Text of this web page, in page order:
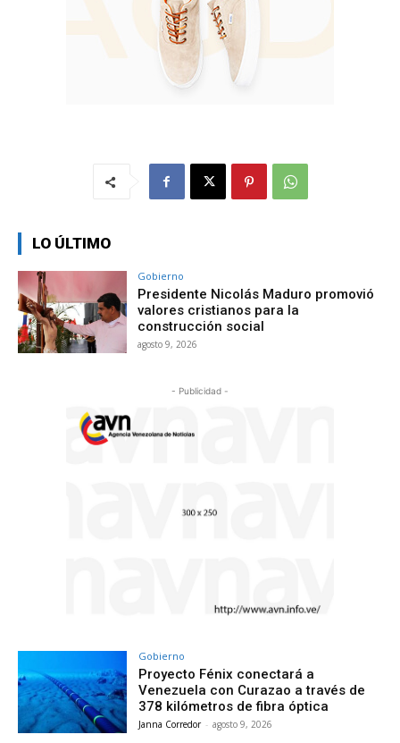
LO ÚLTIMO
Gobierno
Presidente Nicolás Maduro promovió
valores cristianos para la
construcción social
agosto 9, 2026
- Publicidad -
Gobierno
Proyecto Fénix conectará a
Venezuela con Curazao a través de
378 kilómetros de fibra óptica
Janna Corredor - agosto 9, 2026